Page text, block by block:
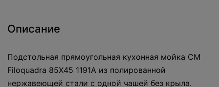
Описание
Подстольная прямоугольная кухонная мойка CM
Filoquadra 85Х45 1191А из полированной
нержавеющей стали с одной чашей без крыла.